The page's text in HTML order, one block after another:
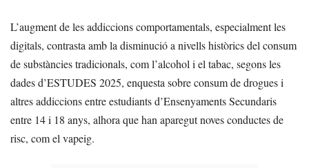
L’augment de les addiccions comportamentals, especialment les
digitals, contrasta amb la disminució a nivells històrics del consum
de substàncies tradicionals, com l’alcohol i el tabac, segons les
dades d’ESTUDES 2025, enquesta sobre consum de drogues i
altres addiccions entre estudiants d’Ensenyaments Secundaris
entre 14 i 18 anys, alhora que han aparegut noves conductes de
risc, com el vapeig.